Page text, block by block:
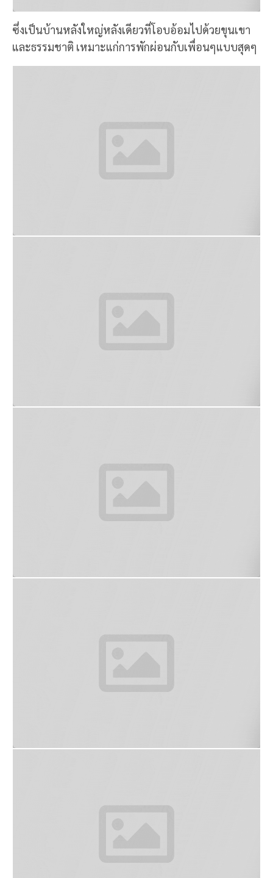
ซึ่งเป็นบ้านหลังใหญ่หลังเดียวที่โอบอ้อมไปด้วยขุนเขา
และธรรมชาติ เหมาะแก่การพักผ่อนกับเพื่อนๆแบบสุดๆ